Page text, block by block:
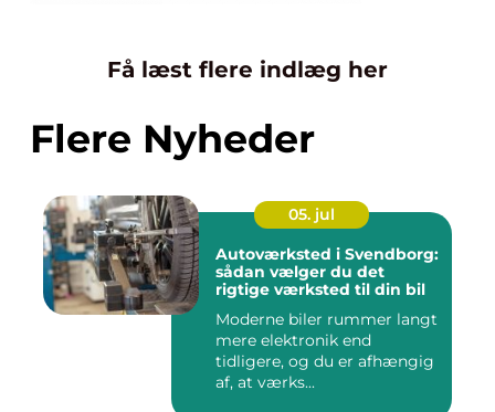
Få læst flere indlæg her
Flere Nyheder
05. jul
Autoværksted i Svendborg:
sådan vælger du det
rigtige værksted til din bil
Moderne biler rummer langt
mere elektronik end
tidligere, og du er afhængig
af, at værks...